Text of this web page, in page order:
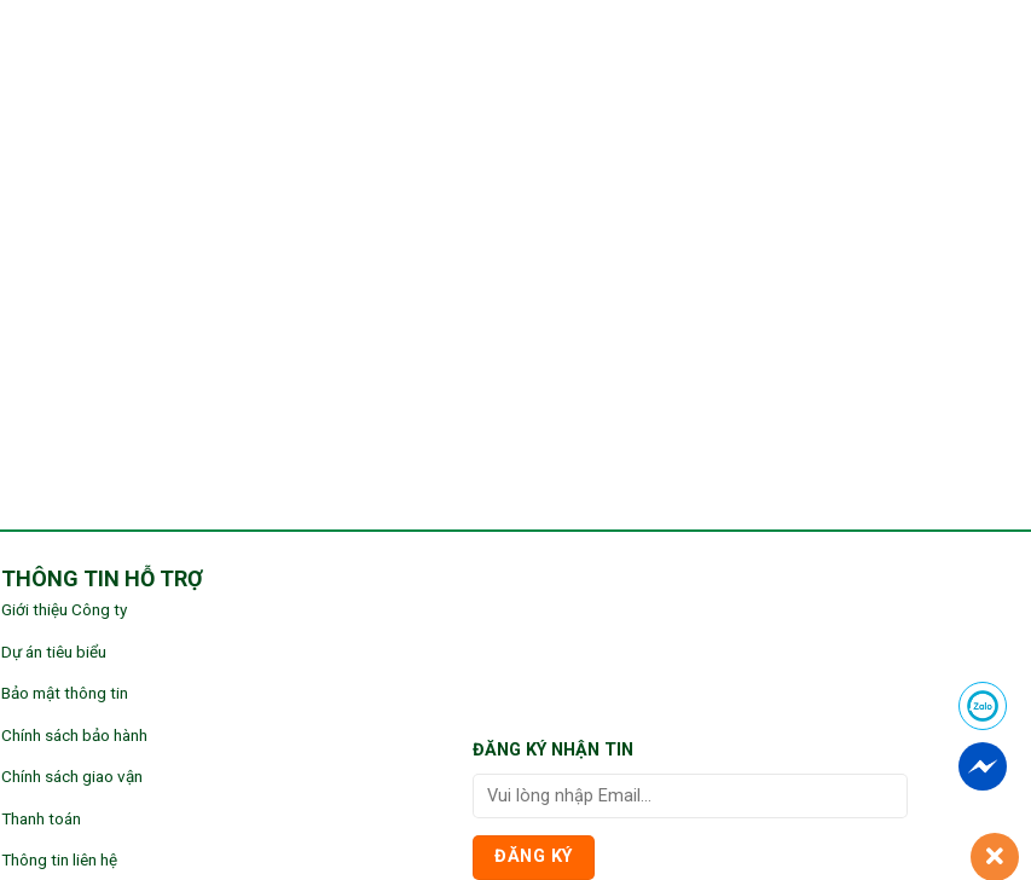
THÔNG TIN HỖ TRỢ
Giới thiệu Công ty
Dự án tiêu biểu
Bảo mật thông tin
Chính sách bảo hành
Chính sách giao vận
Thanh toán
Thông tin liên hệ
ĐĂNG KÝ NHẬN TIN